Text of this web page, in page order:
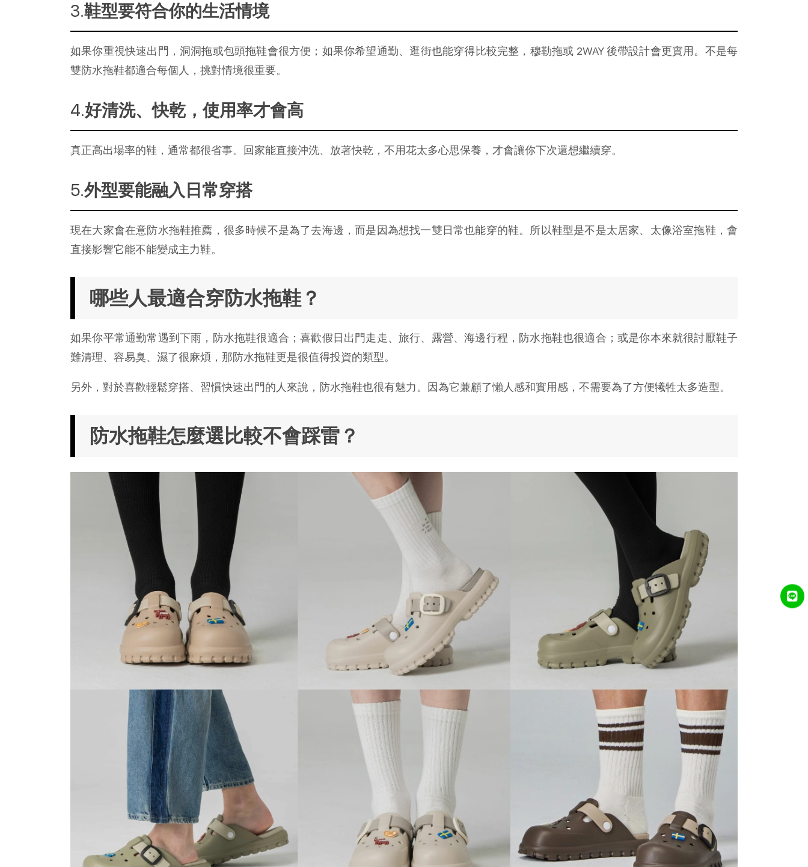
鞋型要符合你的生活情境
如果你重視快速出門，洞洞拖或包頭拖鞋會很方便；如果你希望通勤、逛街也能穿得比較完整，穆勒拖或 2WAY 後帶設計會更實用。不是每
雙防水拖鞋都適合每個人，挑對情境很重要。
好清洗、快乾，使用率才會高
真正高出場率的鞋，通常都很省事。回家能直接沖洗、放著快乾，不用花太多心思保養，才會讓你下次還想繼續穿。
外型要能融入日常穿搭
現在大家會在意防水拖鞋推薦，很多時候不是為了去海邊，而是因為想找一雙日常也能穿的鞋。所以鞋型是不是太居家、太像浴室拖鞋，會
直接影響它能不能變成主力鞋。
哪些人最適合穿防水拖鞋？
如果你平常通勤常遇到下雨，防水拖鞋很適合；喜歡假日出門走走、旅行、露營、海邊行程，防水拖鞋也很適合；或是你本來就很討厭鞋子
難清理、容易臭、濕了很麻煩，那防水拖鞋更是很值得投資的類型。
另外，對於喜歡輕鬆穿搭、習慣快速出門的人來說，防水拖鞋也很有魅力。因為它兼顧了懶人感和實用感，不需要為了方便犧牲太多造型。
防水拖鞋怎麼選比較不會踩雷？